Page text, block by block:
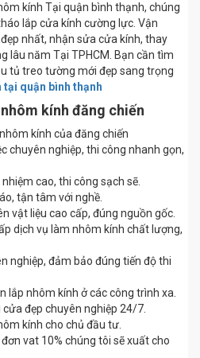
kính Tại quận bình thạnh, chúng
lắp cửa kính cường lực. Vận
nhất, nhận sửa cửa kính, thay
lâu năm Tại TPHCM. Bạn cần tìm
tủ treo tường mới đẹp sang trọng
tại quận bình thạnh
kính đăng chiến
kính của đăng chiến
chuyên nghiệp, thi công nhanh gọn,
cao, thi công sạch sẽ.
tận tâm với nghề.
vật liệu cao cấp, đúng nguồn gốc.
dịch vụ làm nhôm kính chất lượng,
nghiệp, đảm bảo đúng tiến độ thi
lắp nhôm kính ở các công trình xa.
đẹp chuyên nghiệp 24/7.
kính cho chủ đầu tư.
vat 10% chúng tôi sẽ xuất cho